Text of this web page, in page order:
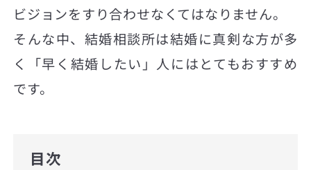
ビジョンをすり合わせなくてはなりません。
そんな中、結婚相談所は結婚に真剣な方が多
く「早く結婚したい」人にはとてもおすすめ
です。
目次